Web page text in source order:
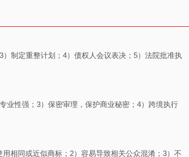
制定重整计划；4）债权人会议表决；5）法院批准执
业性强；3）保密审理，保护商业秘密；4）跨境执行
相同或近似商标；2）容易导致相关公众混淆；3）不